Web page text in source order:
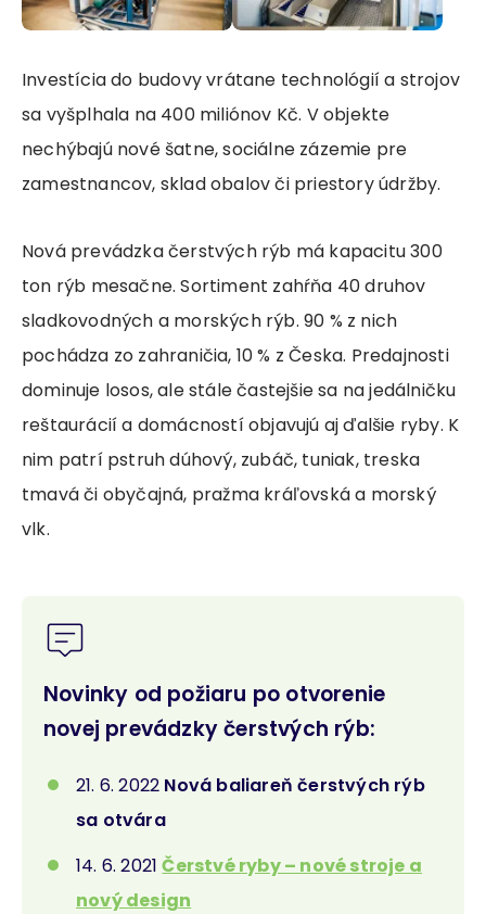
Investícia do budovy vrátane technológií a strojov
sa vyšplhala na 400 miliónov Kč. V objekte
nechýbajú nové šatne, sociálne zázemie pre
zamestnancov, sklad obalov či priestory údržby.
Nová prevádzka čerstvých rýb má kapacitu 300
ton rýb mesačne. Sortiment zahŕňa 40 druhov
sladkovodných a morských rýb. 90 % z nich
pochádza zo zahraničia, 10 % z Česka. Predajnosti
dominuje losos, ale stále častejšie sa na jedálničku
reštaurácií a domácností objavujú aj ďalšie ryby. K
nim patrí pstruh dúhový, zubáč, tuniak, treska
tmavá či obyčajná, pražma kráľovská a morský
vlk.
Novinky od požiaru po otvorenie
novej prevádzky čerstvých rýb:
21. 6. 2022 Nová baliareň čerstvých rýb
sa otvára
14. 6. 2021Čerstvé ryby – nové stroje a
nový design